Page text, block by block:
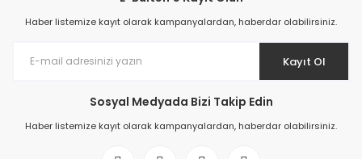
Haber listemize kayıt olarak kampanyalardan, haberdar olabilirsiniz.
Kayıt Ol
Sosyal Medyada Bizi Takip Edin
Haber listemize kayıt olarak kampanyalardan, haberdar olabilirsiniz.